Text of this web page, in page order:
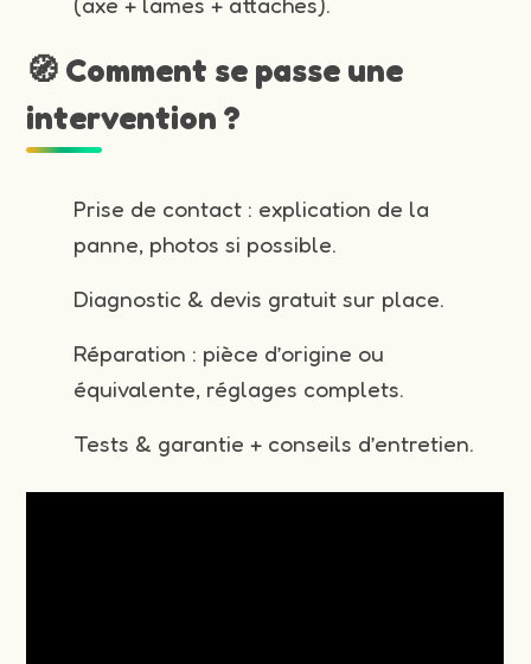
🧭 Comment se passe une
intervention ?
Prise de contact : explication de la
panne, photos si possible.
Diagnostic & devis gratuit sur place.
Réparation : pièce d’origine ou
équivalente, réglages complets.
Tests & garantie + conseils d’entretien.